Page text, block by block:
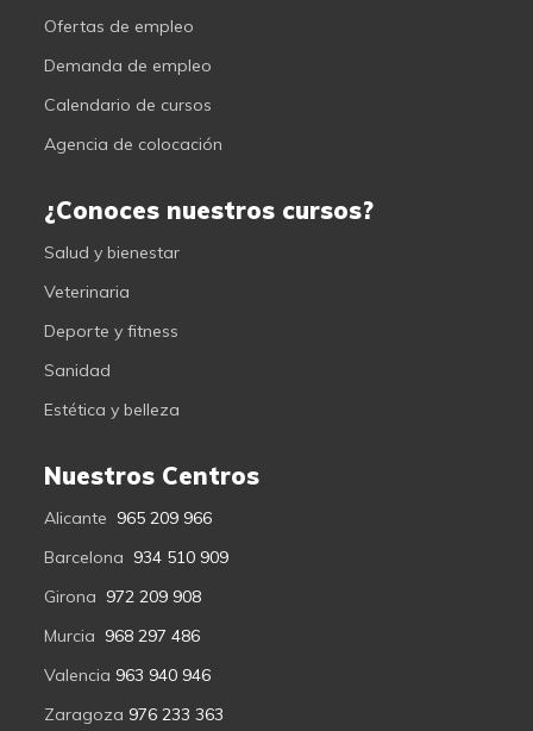
Ofertas de empleo
Demanda de empleo
Calendario de cursos
Agencia de colocación
¿Conoces nuestros cursos?
Salud y bienestar
Veterinaria
Deporte y fitness
Sanidad
Estética y belleza
Nuestros Centros
Alicante 965 209 966
Barcelona 934 510 909
Girona 972 209 908
Murcia 968 297 486
Valencia 963 940 946
Zaragoza 976 233 363